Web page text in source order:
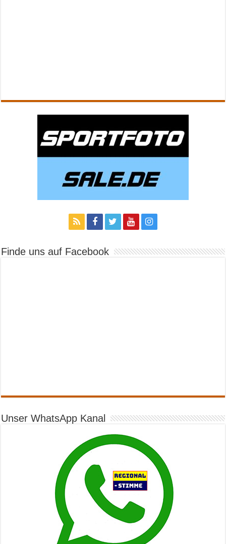
Finde uns auf Facebook
Unser WhatsApp Kanal